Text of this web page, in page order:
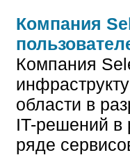
Компания
Компания
области в
IT-решений в
ряде